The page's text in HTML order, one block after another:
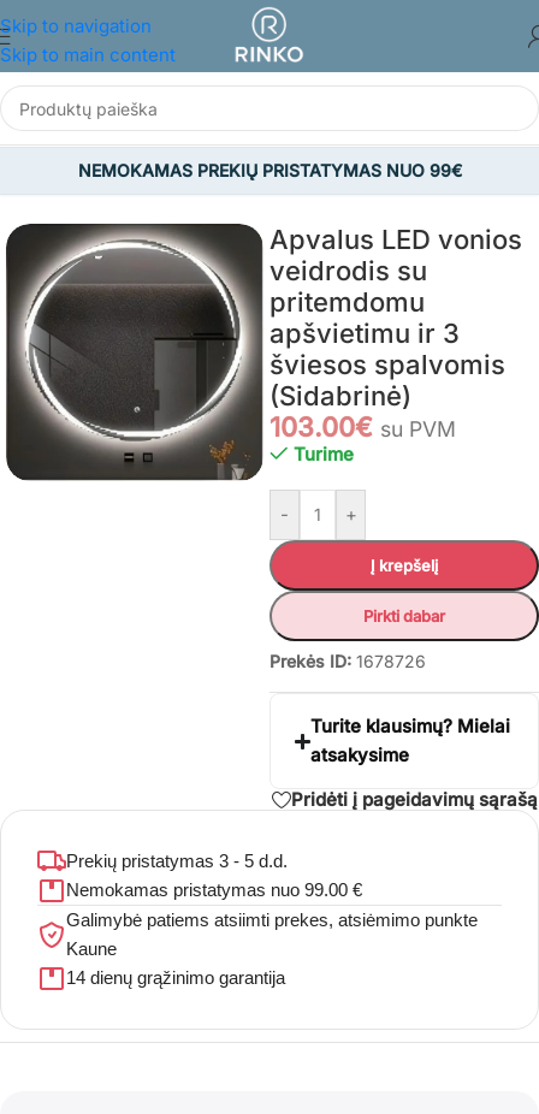
Skip to navigation
Skip to main content
NEMOKAMAS PREKIŲ PRISTATYMAS NUO 99€
BALDAI/Vonios kambario baldai / Vonios veidrodžiai
Apvalus LED vonios
veidrodis su
pritemdomu
apšvietimu ir 3
šviesos spalvomis
(Sidabrinė)
103.00€ su PVM
Turime
- +
Į krepšelį
Pirkti dabar
Prekės ID: 1678726
Turite klausimų? Mielai
atsakysime
Pridėti į pageidavimų sąrašą
Prekių pristatymas 3 - 5 d.d.
Nemokamas pristatymas nuo 99.00 €
Galimybė patiems atsiimti prekes, atsiėmimo punkte
Kaune
14 dienų grąžinimo garantija